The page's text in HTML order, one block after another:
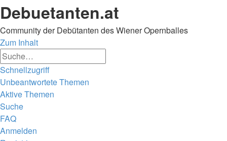
Debuetanten.at
Community der Debütanten des Wiener Opernballes
Zum Inhalt
Schnellzugriff
Unbeantwortete Themen
Aktive Themen
Suche
FAQ
Anmelden